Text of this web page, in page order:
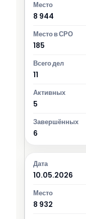
8 944
185
11
5
6
10.05.2026
8 932